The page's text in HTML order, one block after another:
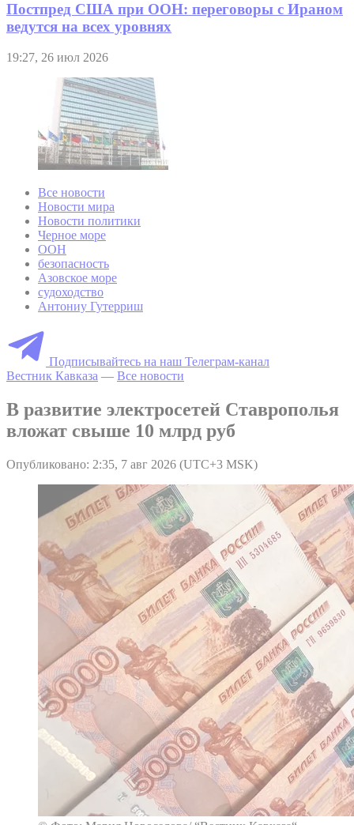
Постпред США при ООН: переговоры с Ираном
ведутся на всех уровнях
19:27, 26 июл 2026
Все новости
Новости мира
Новости политики
Черное море
ООН
безопасность
Азовское море
судоходство
Антониу Гутерриш
Подписывайтесь на наш Телеграм-канал
Вестник Кавказа — Все новости
В развитие электросетей Ставрополья
вложат свыше 10 млрд руб
Опубликовано: 2:35, 7 авг 2026 (UTC+3 MSK)